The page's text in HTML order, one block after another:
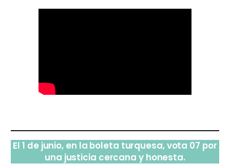
El 1 de junio, en la boleta turquesa, vota 07 por
una justicia cercana y honesta.